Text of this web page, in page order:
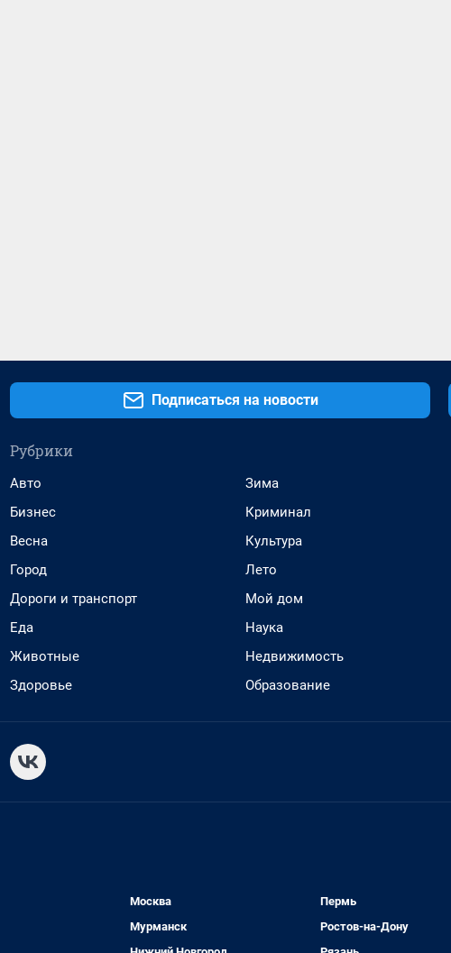
Подписаться на новости
Рубрики
Авто
Бизнес
Весна
Город
Дороги и транспорт
Еда
Животные
Здоровье
Зима
Криминал
Культура
Лето
Мой дом
Наука
Недвижимость
Образование
Москва
Мурманск
Пермь
Ростов-на-Дону